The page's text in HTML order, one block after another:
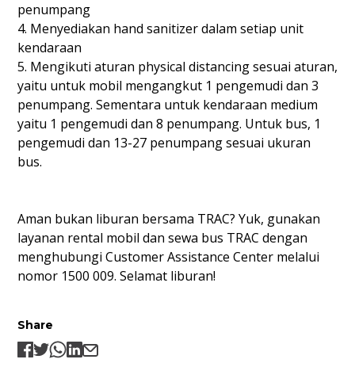
penumpang
4. Menyediakan hand sanitizer dalam setiap unit
kendaraan
5. Mengikuti aturan physical distancing sesuai aturan,
yaitu untuk mobil mengangkut 1 pengemudi dan 3
penumpang. Sementara untuk kendaraan medium
yaitu 1 pengemudi dan 8 penumpang. Untuk bus, 1
pengemudi dan 13-27 penumpang sesuai ukuran
bus.
Aman bukan liburan bersama TRAC? Yuk, gunakan
layanan rental mobil dan sewa bus TRAC dengan
menghubungi Customer Assistance Center melalui
nomor 1500 009. Selamat liburan!
Share